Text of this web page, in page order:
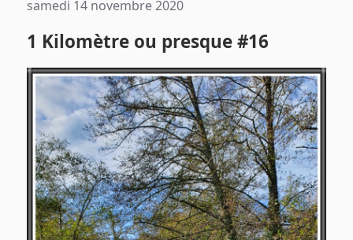
samedi 14 novembre 2020
1 Kilomètre ou presque #16